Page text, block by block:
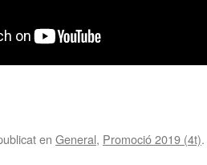
en General, Promoció 2019 (4t)